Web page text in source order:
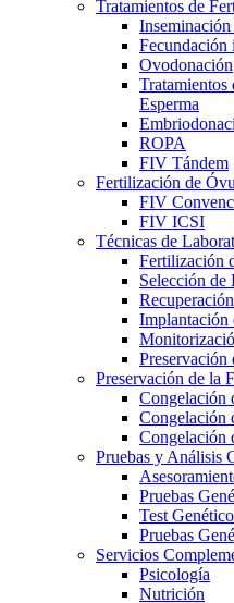
Tratamientos de
Ovodonación
Esperma
ROPA
FIV Tándem
Fertilización de
FIV
FIV ICSI
Técnicas de
Fertilización
Selección de
Implantación
Preservación
Preservación de la
Congelación
Congelación
Congelación
Pruebas y Análisis
Pruebas
Test
Pruebas
Servicios
Psicología
Nutrición